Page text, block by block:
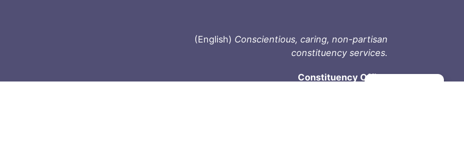
(English) Conscientious, caring, non-partisan
constituency services.
Constituency Office